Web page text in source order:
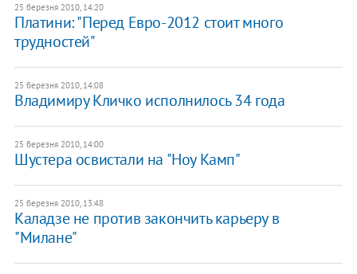
25 березня 2010, 14:20
Платини: "Перед Евро-2012 стоит много
трудностей"
25 березня 2010, 14:08
Владимиру Кличко исполнилось 34 года
25 березня 2010, 14:00
Шустера освистали на "Ноу Камп"
25 березня 2010, 13:48
Каладзе не против закончить карьеру в
"Милане"